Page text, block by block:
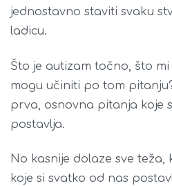
jednostavno staviti svaku
ladicu.
Što je autizam točno, što
mogu učiniti po tom
prva, osnovna pitanja koje
postavlja.
No kasnije dolaze sve
koje si svatko od nas